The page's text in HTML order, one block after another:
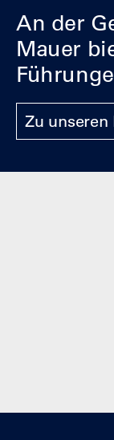
An der
Mauer
Zu unseren